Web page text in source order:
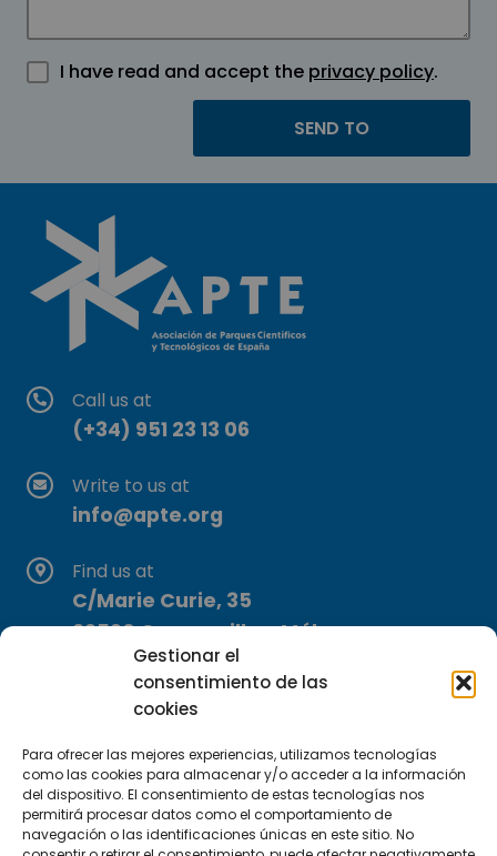
Gestionar el
consentimiento de las
cookies
Para ofrecer las mejores experiencias, utilizamos tecnologías
como las cookies para almacenar y/o acceder a la información
del dispositivo. El consentimiento de estas tecnologías nos
permitirá procesar datos como el comportamiento de
navegación o las identificaciones únicas en este sitio. No
I have read and accept the privacy policy.
Call us at
(+34) 951 23 13 06
Write to us at
info@apte.org
Find us at
C/Marie Curie, 35
29590 Campanillas, Málaga
Subscribe to our Newsletter